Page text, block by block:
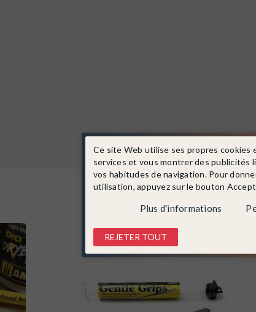
Dans la
Ce site Web utilise ses propres cookies
services et vous montrer des publicités
vos habitudes de navigation. Pour
utilisation, appuyez sur le bouton
Plus d'informations
REJETER TOUT